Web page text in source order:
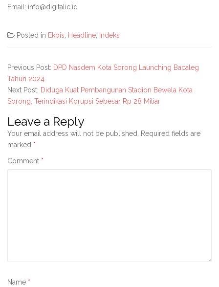
Email: info@digitalic.id
Posted in Ekbis, Headline, Indeks
Previous Post: DPD Nasdem Kota Sorong Launching Bacaleg
Tahun 2024
Next Post: Diduga Kuat Pembangunan Stadion Bewela Kota
Sorong, Terindikasi Korupsi Sebesar Rp 28 Miliar
Leave a Reply
Your email address will not be published. Required fields are
marked *
Comment *
Name *